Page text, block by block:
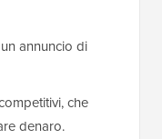
annuncio di
che
denaro.